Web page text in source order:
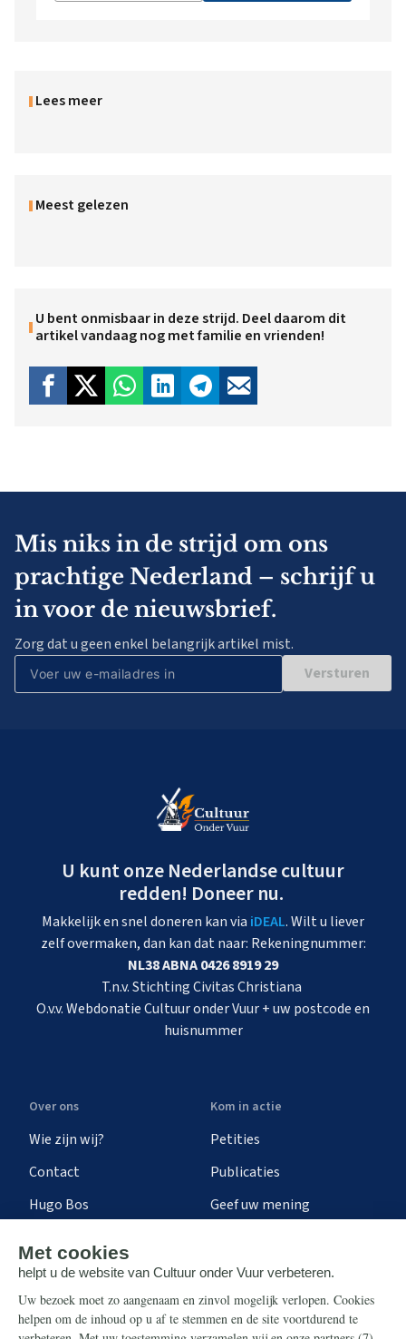
Lees meer
Meest gelezen
U bent onmisbaar in deze strijd. Deel daarom dit
artikel vandaag nog met familie en vrienden!
Mis niks in de strijd om ons
prachtige Nederland – schrijf u
in voor de nieuwsbrief.
Zorg dat u geen enkel belangrijk artikel mist.
Versturen
U kunt onze Nederlandse cultuur
redden! Doneer nu.
Makkelijk en snel doneren kan via iDEAL. Wilt u liever
zelf overmaken, dan kan dat naar: Rekeningnummer:
NL38 ABNA 0426 8919 29
T.n.v. Stichting Civitas Christiana
O.v.v. Webdonatie Cultuur onder Vuur + uw postcode en
huisnummer
Over ons
Wie zijn wij?
Contact
Hugo Bos
Kom in actie
Petities
Publicaties
Geef uw mening
Steun ons
Nieuwsbrief
Info
Contact